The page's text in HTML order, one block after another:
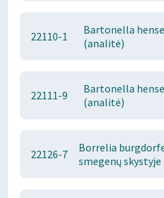
22110-1
Bartonella
(analitė)
22111-9
Bartonella
(analitė)
22126-7
Borrelia
smegenų